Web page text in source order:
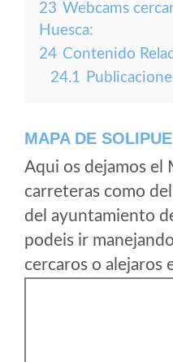
23 Webcams
Huesca:
24 Contenido
24.1
MAPA DE
Aqui os dejamos el
carreteras como
del ayuntamiento
podeis ir
cercaros o alejaros